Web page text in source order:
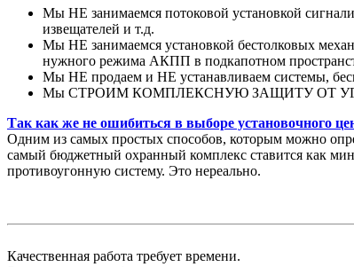
Мы НЕ занимаемся потоковой установкой
извещателей и т.д.
Мы НЕ занимаемся установкой бестолковых
нужного режима АКПП в подкапотном
Мы НЕ продаем и НЕ устанавливаем системы,
Мы СТРОИМ КОМПЛЕКСНУЮ ЗАЩИТУ ОТ УГОНА,
Так как же не ошибиться в выборе установочного
Одним из самых простых способов, которым можно
самый бюджетный охранный комплекс ставится как
противоугонную систему. Это нереально.
Качественная работа требует времени.